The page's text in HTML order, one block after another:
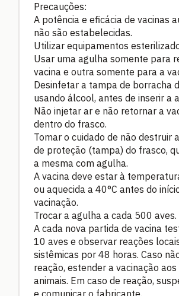
Precauções:
A potência e eficácia de vacinas
não são estabelecidas.
Utilizar equipamentos
Usar uma agulha somente para
vacina e outra somente para a
Desinfetar a tampa de borracha
usando álcool, antes de inserir a
Não injetar ar e não retornar a
dentro do frasco.
Tomar o cuidado de não destruir
de proteção (tampa) do frasco,
a mesma com agulha.
A vacina deve estar à
ou aquecida a 40°C antes do
vacinação.
Trocar a agulha a cada 500 aves.
A cada nova partida de vacina
10 aves e observar reações
sistêmicas por 48 horas. Caso
reação, estender a vacinação
animais. Em caso de reação,